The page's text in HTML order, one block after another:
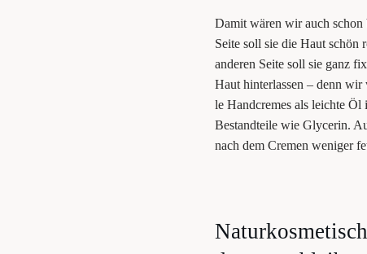
Damit wären wir auch schon
Sei­te soll sie die Haut
ande­ren Sei­te soll sie ganz
Haut hin­ter­las­sen – denn
le Hand­cremes als leich­te
Bestand­tei­le wie Gly­ce­rin.
nach dem Cre­men weni­ger